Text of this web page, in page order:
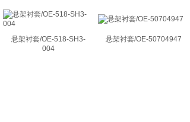
悬架衬套/OE-518-SH3-
004
悬架衬套/OE-50704947